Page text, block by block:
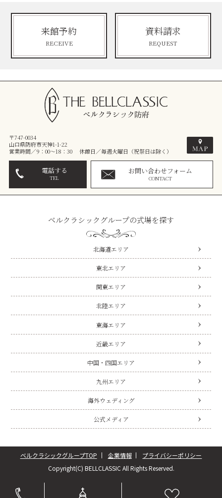
来館予約
RECEIVE
資料請求
REQUEST
〒747-0034
山口県防府市天神1-1-22
営業時間／9：00～18：30 休館日／毎週火曜日（祝祭日は除く）
電話する
TEL
お問い合わせフォーム
CONTACT
ベルクラシックグループの式場を探す
北海道エリア
東北エリア
関東エリア
北陸エリア
東海エリア
近畿エリア
中国・四国エリア
九州エリア
海外ウェディング
公式メディア
ベルクラシックグループTOP 企業情報
プライバシーポリシー
Copyright(C) BELLCLASSIC All Rights Reserved.